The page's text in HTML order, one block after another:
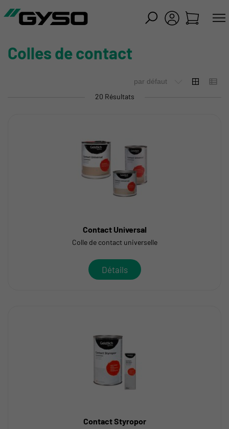
Colles de contact
20 Résultats
Contact Universal
Colle de contact universelle
Détails
Contact Styropor